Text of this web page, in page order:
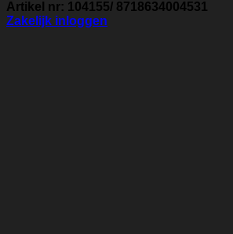
Artikel nr: 104155/ 8718634004531
Zakelijk inloggen